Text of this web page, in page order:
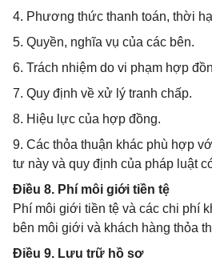
4. Phương thức thanh toán, thời
5. Quyền, nghĩa vụ của các bên.
6. Trách nhiệm do vi phạm hợp
7. Quy định về xử lý tranh chấp.
8. Hiệu lực của hợp đồng.
9. Các thỏa thuận khác phù hợp
tư này và quy định của pháp luật
Điều 8. Phí môi giới tiền tệ
Phí môi giới tiền tệ và các chi phí
bên môi giới và khách hàng thỏa
Điều 9. Lưu trữ hồ sơ